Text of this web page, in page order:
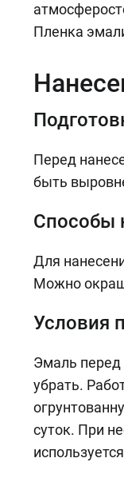
Пленка
Перед
быть
Способы
Для
Можно
Условия
Эмаль перед
убрать.
суток. При